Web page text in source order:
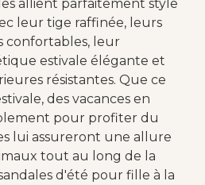
allient parfaitement style
leur tige raffinée, leurs
confortables, leur
estivale élégante et
résistantes. Que ce
des vacances en
pour profiter du
lui assureront une allure
tout au long de la
d'été pour fille à la